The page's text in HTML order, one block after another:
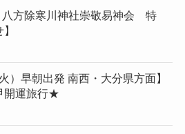
八方除寒川神社崇敬易神会 特
）早朝出発 南西・大分県方面】
開運旅行★